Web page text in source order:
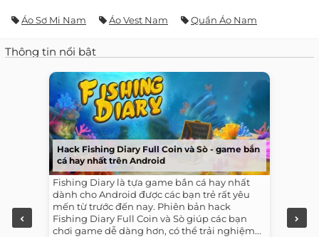
Áo Sơ Mi Nam Áo Vest Nam Quần Áo Nam
Thông tin nổi bật
Hack Fishing Diary Full Coin và Sò - game bắn
cá hay nhất trên Android
Fishing Diary là tựa game bắn cá hay nhất
dành cho Android được các bạn trẻ rất yêu
mến từ trước đến nay. Phiên bản hack
Fishing Diary Full Coin và Sò giúp các bạn
chơi game dễ dàng hơn, có thể trải nghiệm...